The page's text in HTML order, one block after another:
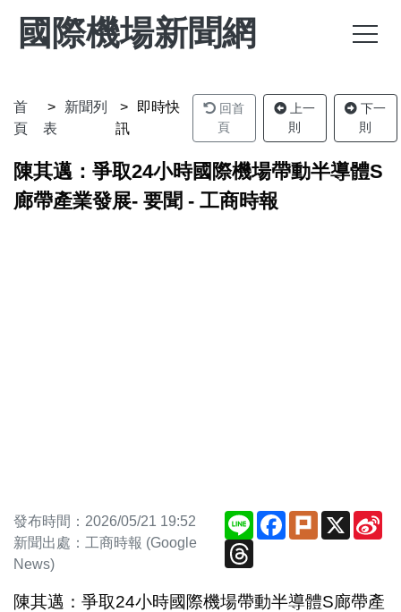
國際機場新聞網
首
頁
新聞列
表
即時快
訊
回首
頁
上一
則
下一
則
陳其邁：爭取24小時國際機場帶動半導體S
廊帶產業發展- 要聞 - 工商時報
發布時間：2026/05/21 19:52
新聞出處：工商時報 (Google
News)
Line Facebook
Plurk X
陳其邁：爭取24小時國際機場帶動半導體S廊帶產